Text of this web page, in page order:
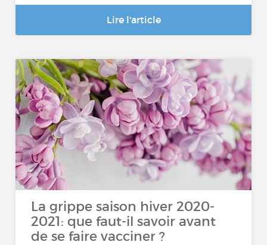
Lire l'article
La grippe saison hiver 2020-
2021: que faut-il savoir avant
de se faire vacciner ?